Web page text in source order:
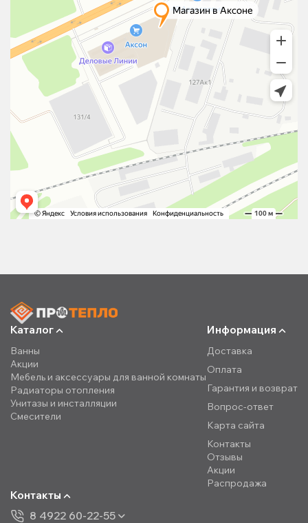
Каталог
Ванны
Акции
Мебель и аксессуары для ванной комнаты
Радиаторы отопления
Унитазы и инсталляции
Смесители
Информация
Доставка
Оплата
Гарантия и возврат
Вопрос-ответ
Карта сайта
Контакты
Отзывы
Акции
Распродажа
Контакты
8 4922 60-22-55